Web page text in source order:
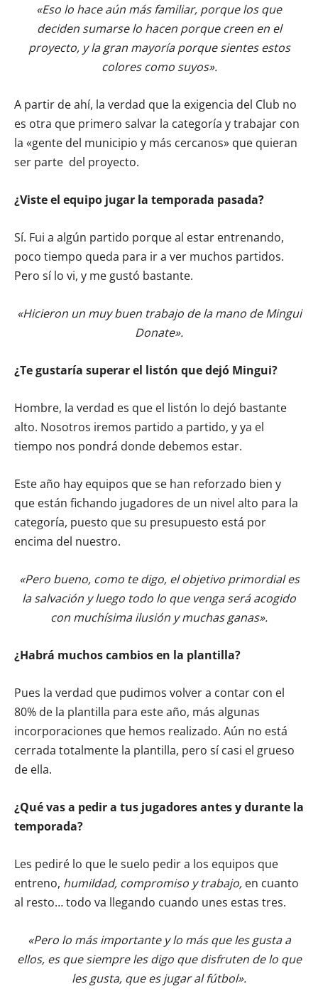
«Eso lo hace aún más familiar, porque los que
deciden sumarse lo hacen porque creen en el
proyecto, y la gran mayoría porque sientes estos
colores como suyos».
A partir de ahí, la verdad que la exigencia del Club no
es otra que primero salvar la categoría y trabajar con
la «gente del municipio y más cercanos» que quieran
ser parte del proyecto.
¿Viste el equipo jugar la temporada pasada?
Sí. Fui a algún partido porque al estar entrenando,
poco tiempo queda para ir a ver muchos partidos.
Pero sí lo vi, y me gustó bastante.
«Hicieron un muy buen trabajo de la mano de Mingui
Donate».
¿Te gustaría superar el listón que dejó Mingui?
Hombre, la verdad es que el listón lo dejó bastante
alto. Nosotros iremos partido a partido, y ya el
tiempo nos pondrá donde debemos estar.
Este año hay equipos que se han reforzado bien y
que están fichando jugadores de un nivel alto para la
categoría, puesto que su presupuesto está por
encima del nuestro.
«Pero bueno, como te digo, el objetivo primordial es
la salvación y luego todo lo que venga será acogido
con muchísima ilusión y muchas ganas».
¿Habrá muchos cambios en la plantilla?
Pues la verdad que pudimos volver a contar con el
80% de la plantilla para este año, más algunas
incorporaciones que hemos realizado. Aún no está
cerrada totalmente la plantilla, pero sí casi el grueso
de ella.
¿Qué vas a pedir a tus jugadores antes y durante la
temporada?
Les pediré lo que le suelo pedir a los equipos que
entreno, humildad, compromiso y trabajo, en cuanto
al resto… todo va llegando cuando unes estas tres.
«Pero lo más importante y lo más que les gusta a
ellos, es que siempre les digo que disfruten de lo que
les gusta, que es jugar al fútbol».